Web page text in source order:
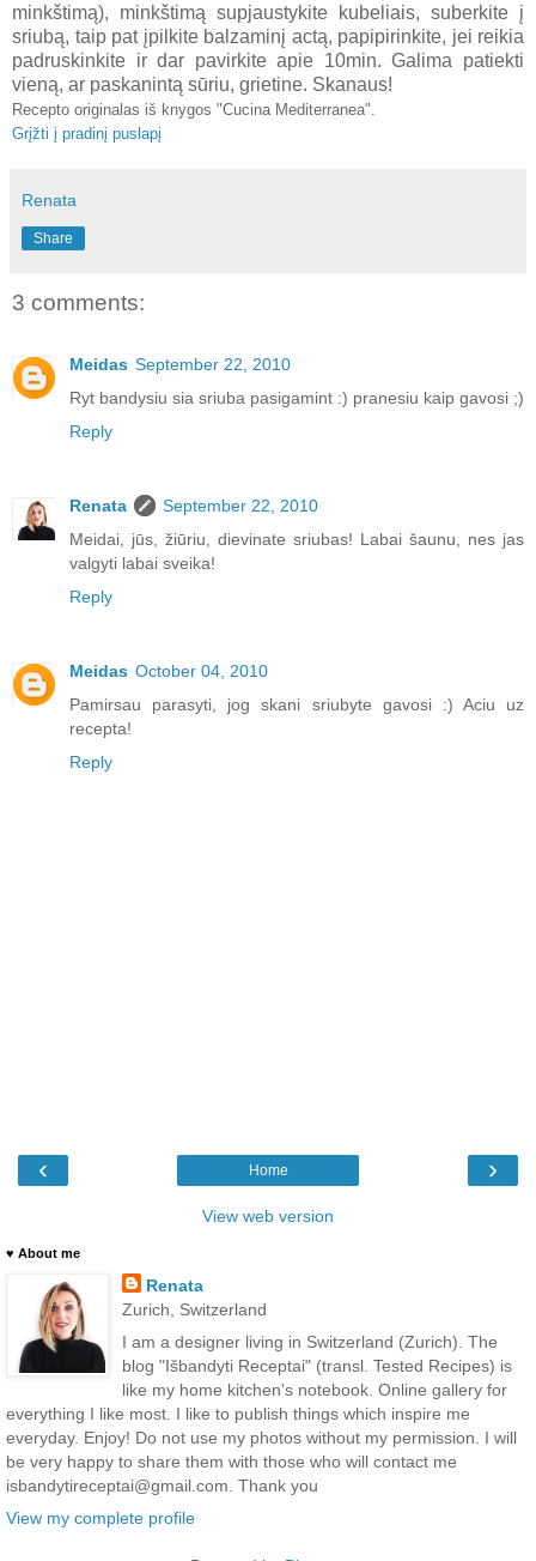
minkštimą), minkštimą supjaustykite kubeliais, suberkite į
sriubą, taip pat įpilkite balzaminį actą, papipirinkite, jei reikia
padruskinkite ir dar pavirkite apie 10min. Galima patiekti
vieną, ar paskanintą sūriu, grietine. Skanaus!
Recepto originalas iš knygos "Cucina Mediterranea".
Grįžti į pradinį puslapį
Renata
Share
3 comments:
Meidas September 22, 2010
Ryt bandysiu sia sriuba pasigamint :) pranesiu kaip gavosi ;)
Reply
Renata
September 22, 2010
Meidai, jūs, žiūriu, dievinate sriubas! Labai šaunu, nes jas
valgyti labai sveika!
Reply
Meidas October 04, 2010
Pamirsau parasyti, jog skani sriubyte gavosi :) Aciu uz
recepta!
Reply
‹ ›
Home
View web version
♥ About me
Renata
Zurich, Switzerland
I am a designer living in Switzerland (Zurich). The
blog "Išbandyti Receptai" (transl. Tested Recipes) is
like my home kitchen's notebook. Online gallery for
everything I like most. I like to publish things which inspire me
everyday. Enjoy! Do not use my photos without my permission. I will
be very happy to share them with those who will contact me
isbandytireceptai@gmail.com. Thank you
View my complete profile